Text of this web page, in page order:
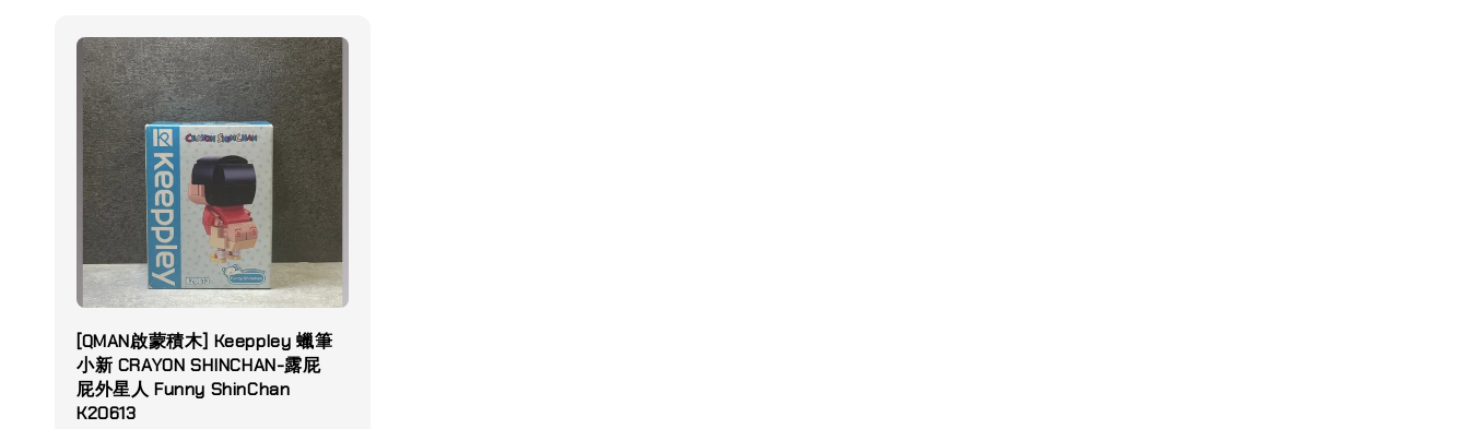
[QMAN啟蒙積木] Keeppley 蠟筆
小新 CRAYON SHINCHAN-露屁
屁外星人 Funny ShinChan
K20613